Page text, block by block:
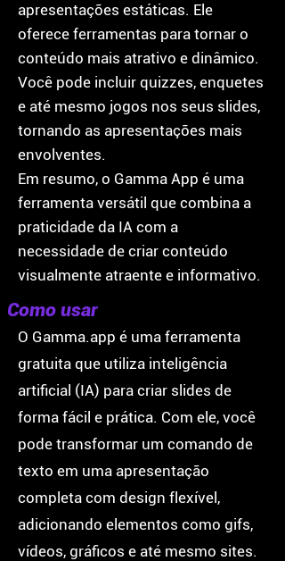
apresentações estáticas. Ele
oferece ferramentas para tornar o
conteúdo mais atrativo e dinâmico.
Você pode incluir quizzes, enquetes
e até mesmo jogos nos seus slides,
tornando as apresentações mais
envolventes.
Em resumo, o Gamma App é uma
ferramenta versátil que combina a
praticidade da IA com a
necessidade de criar conteúdo
visualmente atraente e informativo.
Como usar
O Gamma.app é uma ferramenta
gratuita que utiliza inteligência
artificial (IA) para criar slides de
forma fácil e prática. Com ele, você
pode transformar um comando de
texto em uma apresentação
completa com design flexível,
adicionando elementos como gifs,
vídeos, gráficos e até mesmo sites.